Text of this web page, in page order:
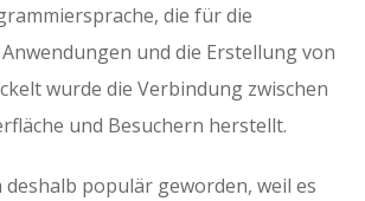
die für die
und die Erstellung von
wurde die Verbindung zwischen
und Besuchern herstellt.
deshalb populär geworden, weil es